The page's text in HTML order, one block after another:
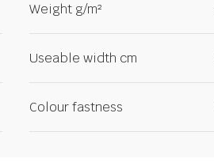
Weight g/m²
Useable width cm
Colour fastness